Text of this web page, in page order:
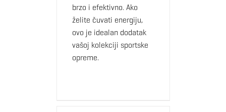
brzo i efektivno. Ako
želite čuvati energiju,
ovo je idealan dodatak
vašoj kolekciji sportske
opreme.